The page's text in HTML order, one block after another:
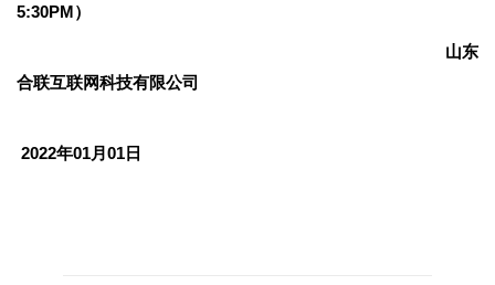
5:30PM）
山东
合联互联网科技有限公司
2022年01月01日